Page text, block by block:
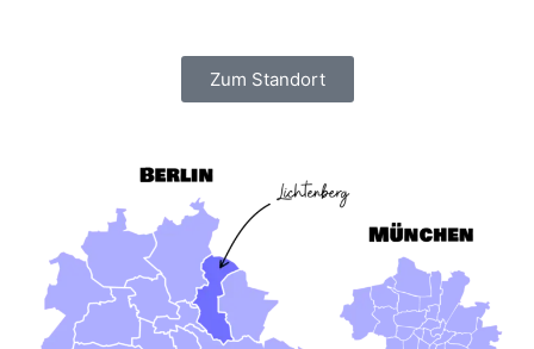
Zum Standort